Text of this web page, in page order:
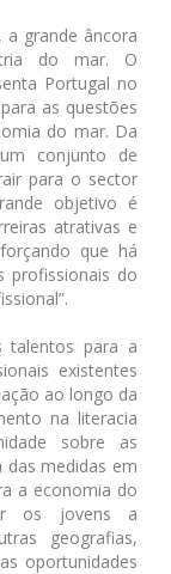
a grande âncora
do mar. O
Portugal no
as questões
do mar. Da
conjunto de
para o sector
objetivo é
atrativas e
que há
profissionais do
talentos para a
existentes
ao longo da
na literacia
sobre as
das medidas em
a economia do
os jovens a
geografias,
oportunidades